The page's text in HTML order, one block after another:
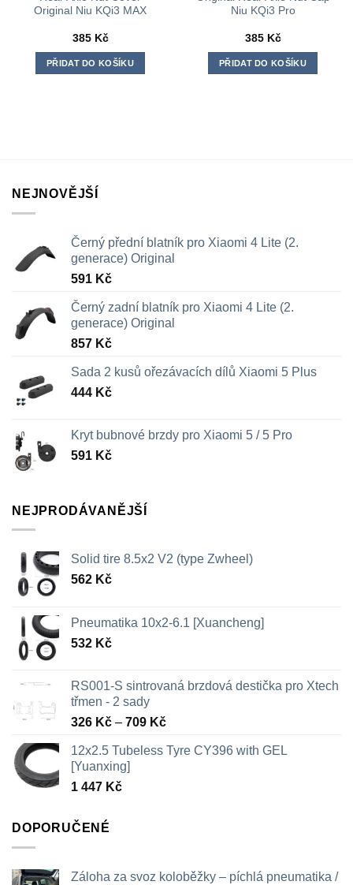
Original Niu KQi3 MAX
385 Kč
PŘIDAT DO KOŠÍKU
Niu KQi3 Pro
385 Kč
PŘIDAT DO KOŠÍKU
NEJNOVĚJŠÍ
Černý přední blatník pro Xiaomi 4 Lite (2.
generace) Original
591 Kč
Černý zadní blatník pro Xiaomi 4 Lite (2.
generace) Original
857 Kč
Sada 2 kusů ořezávacích dílů Xiaomi 5 Plus
444 Kč
Kryt bubnové brzdy pro Xiaomi 5 / 5 Pro
591 Kč
NEJPRODÁVANĚJŠÍ
Solid tire 8.5x2 V2 (type Zwheel)
562 Kč
Pneumatika 10x2-6.1 [Xuancheng]
532 Kč
RS001-S sintrovaná brzdová destička pro Xtech
třmen - 2 sady
326 Kč – 709 KčRozpětí
326 Kč
12x2.5 Tubeless Tyre CY396 with GEL
[Yuanxing]
1 447 Kč
DOPORUČENÉ
Záloha za svoz koloběžky – píchlá pneumatika /